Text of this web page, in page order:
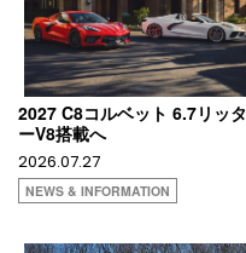
2027 C8コルベット 6.7リッタ
ーV8搭載へ
2026.07.27
NEWS & INFORMATION